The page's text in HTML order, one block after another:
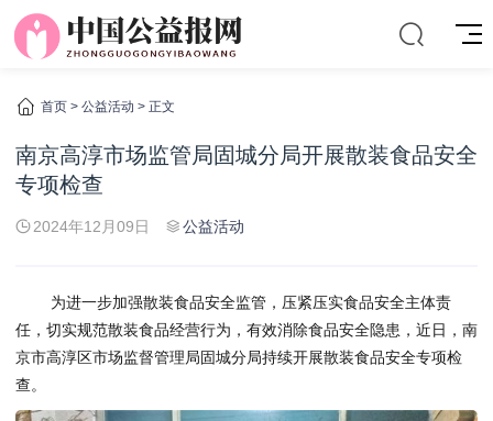
首页 > 公益活动 > 正文
南京高淳市场监管局固城分局开展散装食品安全
专项检查
2024年12月09日 公益活动
为进一步加强散装食品安全监管，压紧压实食品安全主体责
任，切实规范散装食品经营行为，有效消除食品安全隐患，近日，南
京市高淳区市场监督管理局固城分局持续开展散装食品安全专项检
查。